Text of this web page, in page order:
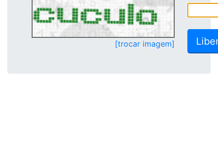
[trocar imagem]